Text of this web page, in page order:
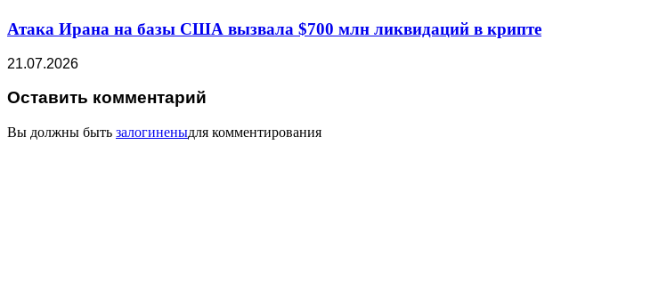
Атака Ирана на базы США вызвала $700 млн ликвидаций в крипте
21.07.2026
Оставить комментарий
Вы должны быть залогиненыдля комментирования